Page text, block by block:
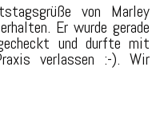
von Marley
Er wurde gerade
und durfte mit
verlassen :-). Wir